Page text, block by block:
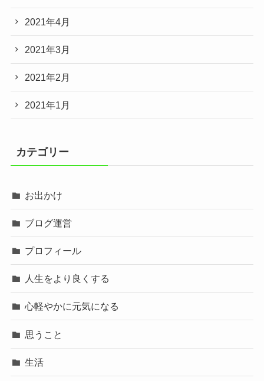
2021年4月
2021年3月
2021年2月
2021年1月
カテゴリー
お出かけ
ブログ運営
プロフィール
人生をより良くする
心軽やかに元気になる
思うこと
生活